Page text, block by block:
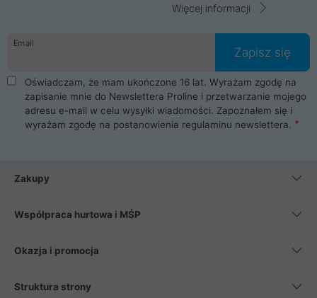
Więcej informacji
Email
Zapisz się
Oświadczam, że mam ukończone 16 lat. Wyrażam zgodę na
zapisanie mnie do Newslettera Proline i przetwarzanie mojego
adresu e-mail w celu wysyłki wiadomości. Zapoznałem się i
wyrażam zgodę na postanowienia regulaminu newslettera.
Zakupy
Współpraca hurtowa i MŚP
Okazja i promocja
Struktura strony